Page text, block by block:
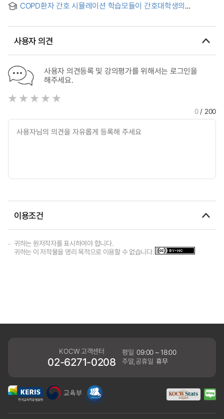
Evaluation System for Nursing Students
COPD환자 간호 시뮬레이션 학습모듈이 간호대학생의
사용자 의견
사용자 의견등록 및 강의평가를 위해서는 로그인을
해주세요.
0/ 200
이용조건
귀하는 원저작자를 표시하여야 합니다.
귀하는 이 저작물을 영리 목적으로 이용할 수 없습니다.
KOCW 고객센터
02-6271-0208
평일 09:00 ~ 18:00
주말,공휴일 휴무